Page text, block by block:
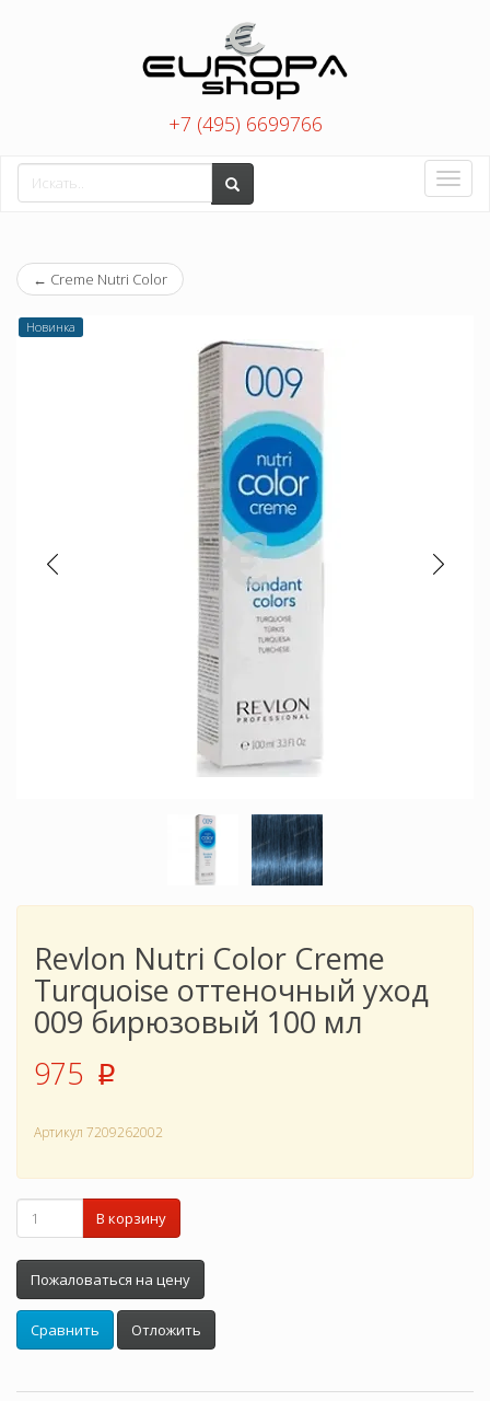
+7 (495) 6699766
Toggle
← Creme Nutri Color
Новинка
Revlon Nutri Color Creme
Turquoise оттеночный уход
009 бирюзовый 100 мл
975 p
Артикул 7209262002
В корзину
Пожаловаться на цену
Сравнить Отложить